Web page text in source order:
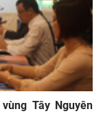
Tây Nguyên